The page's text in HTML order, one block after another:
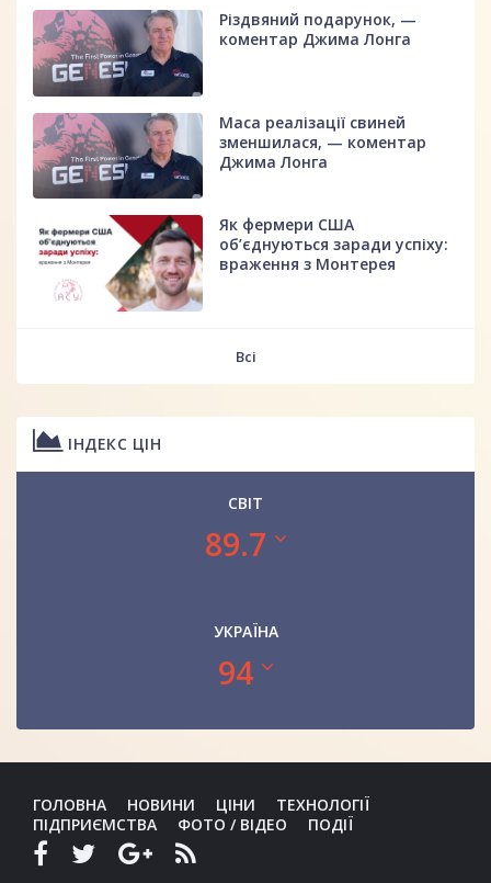
Різдвяний подарунок, —
коментар Джима Лонга
Маса реалізації свиней
зменшилася, — коментар
Джима Лонга
Як фермери США
об’єднуються заради успіху:
враження з Монтерея
Всі
ІНДЕКС ЦІН
СВІТ
89.7
УКРАЇНА
94
ГОЛОВНА НОВИНИ ЦІНИ
ТЕХНОЛОГІЇ
ПІДПРИЄМСТВА
ФОТО / ВІДЕО ПОДІЇ